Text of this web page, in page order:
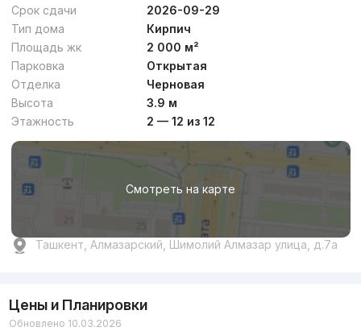
Срок сдачи
2026-09-29
Тип дома
Кирпич
Площадь жк
2 000 м²
Парковка
Открытая
Отделка
Черновая
Высота
3.9 м
Этажность
2 — 12 из 12
Смотреть на карте
Ташкент, Алмазарский, Шимолий Алмазар улица, д.7a
Цены и Планировки
Обновлено 10.03.2026